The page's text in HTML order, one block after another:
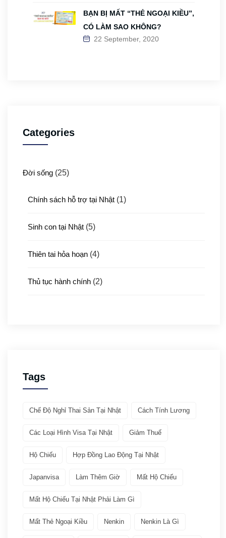
BẠN BỊ MẤT “THẺ NGOẠI KIỀU”,
CÓ LÀM SAO KHÔNG?
22 September, 2020
Categories
Đời sống (25)
Chính sách hỗ trợ tại Nhật (1)
Sinh con tại Nhật (5)
Thiên tai hỏa hoạn (4)
Thủ tục hành chính (2)
Văn hóa & Du lịch
Việc làm
Bảo hiểm(2)
Các ngành nghề quay lại Tokutei Gino(1)
Tags
Chế Độ Nghỉ Thai Sản Tại Nhật Cách Tính Lương
Các Loại Hình Visa Tại Nhật Giảm Thuế
Hộ Chiếu Hợp Đồng Lao Động Tại Nhật
Japanvisa Làm Thêm Giờ Mất Hộ Chiếu
Mất Hộ Chiếu Tại Nhật Phải Làm Gì
Mất Thẻ Ngoại Kiều Nenkin Nenkin Là Gì